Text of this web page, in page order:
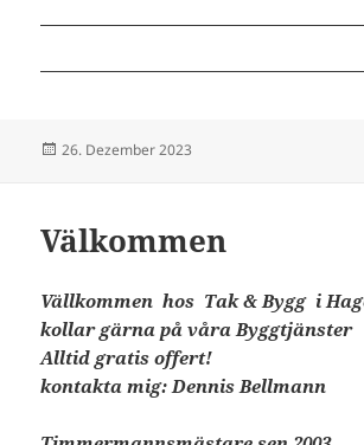
Veröffentlicht
26. Dezember 2023
Välkommen
Vällkommen hos Tak & Bygg i
kollar gärna på våra Byggtjänster
Alltid gratis offert!
kontakta mig: Dennis Bellmann